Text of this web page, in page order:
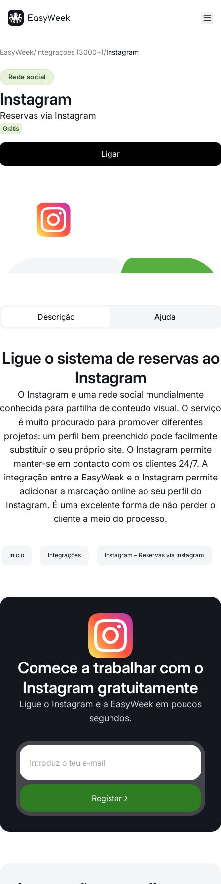
EasyWeek/Integrações (3000+)/Instagram
Instagram
Reservas via Instagram
Rede social
Grátis
Ligar
Descrição Ajuda
Ligue o sistema de reservas ao
Instagram
O Instagram é uma rede social mundialmente
conhecida para partilha de conteúdo visual. O serviço
é muito procurado para promover diferentes
projetos: um perfil bem preenchido pode facilmente
substituir o seu próprio site. O Instagram permite
manter-se em contacto com os clientes 24/7. A
integração entre a EasyWeek e o Instagram permite
adicionar a marcação online ao seu perfil do
Instagram. É uma excelente forma de não perder o
cliente a meio do processo.
Início Integrações Instagram – Reservas via Instagram
Comece a trabalhar com o
Instagram gratuitamente
Ligue o Instagram e a EasyWeek em poucos
segundos.
Registar